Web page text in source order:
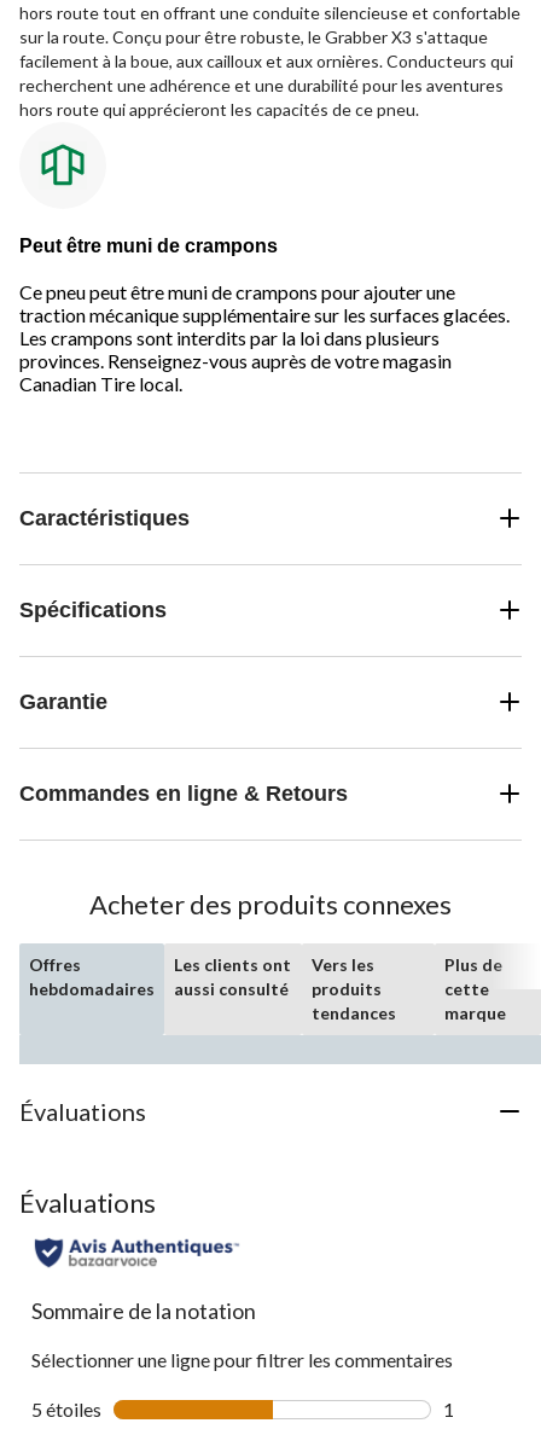
hors route tout en offrant une conduite silencieuse et confortable
sur la route. Conçu pour être robuste, le Grabber X3 s'attaque
facilement à la boue, aux cailloux et aux ornières. Conducteurs qui
recherchent une adhérence et une durabilité pour les aventures
hors route qui apprécieront les capacités de ce pneu.
Peut être muni de crampons
Ce pneu peut être muni de crampons pour ajouter une
traction mécanique supplémentaire sur les surfaces glacées.
Les crampons sont interdits par la loi dans plusieurs
provinces. Renseignez-vous auprès de votre magasin
Canadian Tire local.
Caractéristiques
Spécifications
Garantie
Commandes en ligne & Retours
Acheter des produits connexes
Offres
hebdomadaires
Les clients ont
aussi consulté
Vers les
produits
tendances
Plus de
cette
marque
Évaluations
Évaluations
Sommaire de la notation
Sélectionner une ligne pour filtrer les commentaires
5 étoiles étoiles
1